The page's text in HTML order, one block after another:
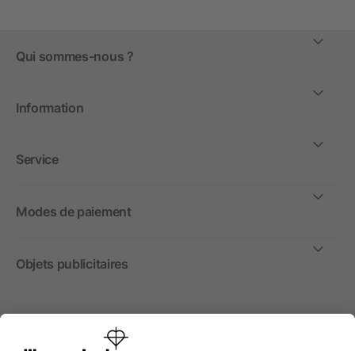
Qui sommes-nous ?
Information
Service
Modes de paiement
Objets publicitaires
International